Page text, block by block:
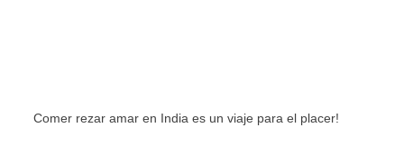
Comer rezar amar en India es un viaje para el placer!